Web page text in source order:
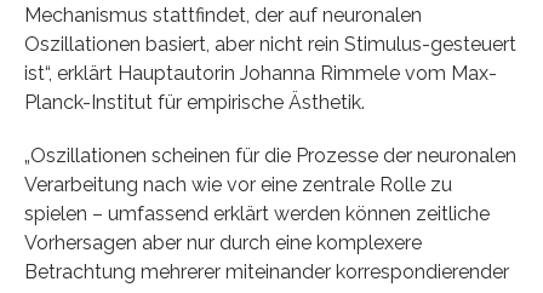
Mechanismus stattfindet, der auf neuronalen
Oszillationen basiert, aber nicht rein Stimulus-gesteuert
ist“, erklärt Hauptautorin Johanna Rimmele vom Max-
Planck-Institut für empirische Ästhetik.
„Oszillationen scheinen für die Prozesse der neuronalen
Verarbeitung nach wie vor eine zentrale Rolle zu
spielen – umfassend erklärt werden können zeitliche
Vorhersagen aber nur durch eine komplexere
Betrachtung mehrerer miteinander korrespondierender